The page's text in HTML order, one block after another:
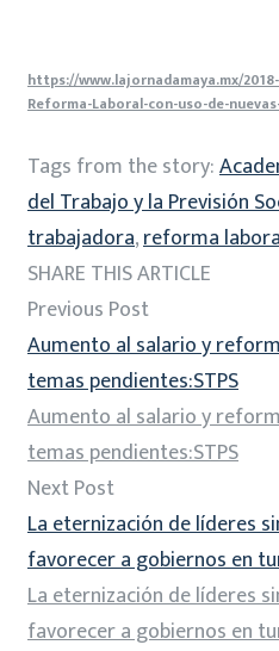
https://www.lajornadamaya.mx/
Reforma-Laboral-con-uso-de-
Tags from the story:
del Trabajo y la Previsión
trabajadora,reforma
SHARE THIS ARTICLE
Previous Post
Aumento al salario y
temas pendientes:STPS
Aumento al salario y
temas pendientes:STPS
Next Post
La eternización de líderes
favorecer a gobiernos en
La eternización de líderes
favorecer a gobiernos en